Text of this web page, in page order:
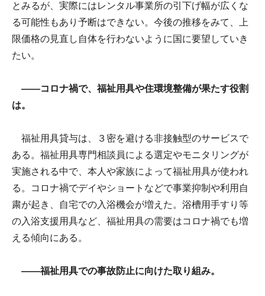
とみるが、実際にはレンタル事業所の引下げ幅が広くな
る可能性もあり予断はできない。今後の推移をみて、上
限価格の見直し自体を行わないように国に要望していき
たい。
――コロナ禍で、福祉用具や住環境整備が果たす役割
は。
福祉用具貸与は、３密を避ける非接触型のサービスで
ある。福祉用具専門相談員による選定やモニタリングが
実施される中で、本人や家族によって福祉用具が使われ
る。コロナ禍でデイやショートなどで事業抑制や利用自
粛が起き、自宅での入浴機会が増えた。浴槽用手すり等
の入浴支援用具など、福祉用具の需要はコロナ禍でも増
える傾向にある。
――福祉用具での事故防止に向けた取り組み。